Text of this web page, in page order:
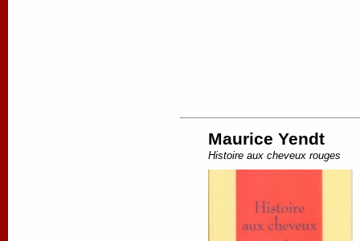
Maurice Yendt
Histoire aux cheveux rouges